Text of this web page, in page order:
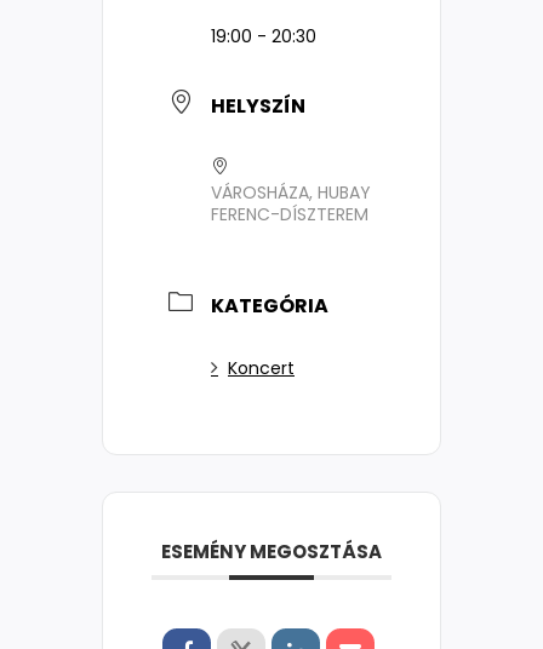
19:00 - 20:30
HELYSZÍN
VÁROSHÁZA, HUBAY
FERENC-DÍSZTEREM
KATEGÓRIA
Koncert
ESEMÉNY MEGOSZTÁSA